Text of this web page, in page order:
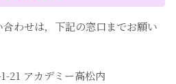
わせは，下記の窓口までお願い
21 アカデミー高松内